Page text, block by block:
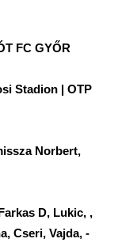
FC GYŐR
Stadion | OTP
Norbert,
D, Lukic, ,
Cseri, Vajda, -